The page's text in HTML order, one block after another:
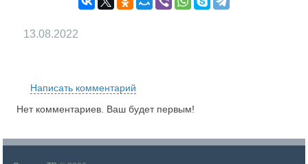
13.08.2022
Написать комментарий
Нет комментариев. Ваш будет первым!